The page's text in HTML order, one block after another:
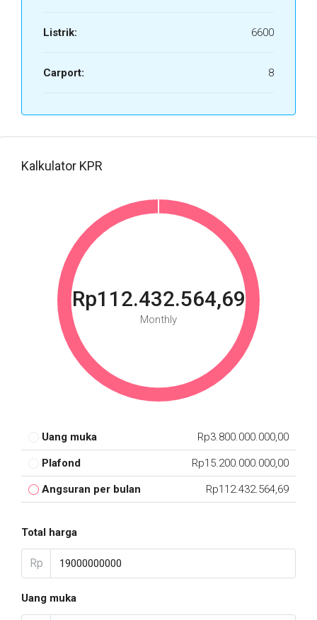
Listrik: 6600
Carport: 8
Kalkulator KPR
Rp112.432.564,69
Monthly
Uang muka Rp3.800.000.000,00
Plafond Rp15.200.000.000,00
Angsuran per bulan Rp112.432.564,69
Total harga
Rp
Uang muka